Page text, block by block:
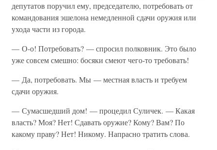
депутатов поручил ему, председателю, потребовать от
командования эшелона немедленной сдачи оружия или
ухода части из города.
— О-о! Потребовать? — спросил полковник. Это было
уже совсем смешно: босяки смеют чего-то требовать!
— Да, потребовать. Мы — местная власть и требуем
сдачи оружия.
— Сумасшедший дом! — процедил Суличек. — Какая
власть? Моя? Нет! Сдавать оружие? Кому? Вам? По
какому праву? Нет! Никому. Напрасно тратить слова.